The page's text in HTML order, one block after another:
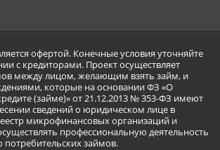
офертой. Конечные условия уточняйте
с кредиторами. Проект осуществляет
между лицом, желающим взять займ, и
которые на основании ФЗ «О
(займе)» от 21.12.2013 № 353-ФЗ имеют
сведений о юридическом лице в
микрофинансовых организаций и
профессиональную деятельность
потребительских займов.